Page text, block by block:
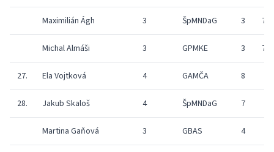
Maximilián Ágh 3 ŠpMNDaG 3 7
Michal Almáši 3 GPMKE 3 7
27. Ela Vojtková 4 GAMČA 8
28. Jakub Skaloš 4 ŠpMNDaG 7
Martina Gaňová 3 GBAS 4